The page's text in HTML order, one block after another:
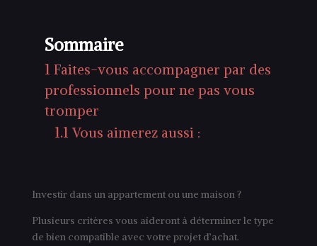
Sommaire
1 Faites-vous accompagner par des
professionnels pour ne pas vous
tromper
1.1 Vous aimerez aussi :
Investir dans un appartement ou une maison ?
Plusieurs critères vous aideront à déterminer le type
de bien compatible avec votre projet d’achat.